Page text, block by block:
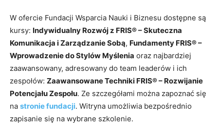
W ofercie Fundacji Wsparcia Nauki i Biznesu dostępne są
kursy: Indywidualny Rozwój z FRIS® – Skuteczna
Komunikacja i Zarządzanie Sobą, Fundamenty FRIS® –
Wprowadzenie do Stylów Myślenia oraz najbardziej
zaawansowany, adresowany do team leaderów i ich
zespołów: Zaawansowane Techniki FRIS® – Rozwijanie
Potencjału Zespołu. Ze szczegółami można zapoznać się
na stronie fundacji. Witryna umożliwia bezpośrednio
zapisanie się na wybrane szkolenie.